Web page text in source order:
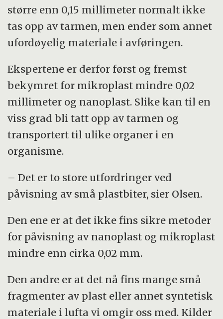
større enn 0,15 millimeter normalt ikke
tas opp av tarmen, men ender som annet
ufordøyelig materiale i avføringen.
Ekspertene er derfor først og fremst
bekymret for mikroplast mindre 0,02
millimeter og nanoplast. Slike kan til en
viss grad bli tatt opp av tarmen og
transportert til ulike organer i en
organisme.
– Det er to store utfordringer ved
påvisning av små plastbiter, sier Olsen.
Den ene er at det ikke fins sikre metoder
for påvisning av nanoplast og mikroplast
mindre enn cirka 0,02 mm.
Den andre er at det nå fins mange små
fragmenter av plast eller annet syntetisk
materiale i lufta vi omgir oss med. Kilder